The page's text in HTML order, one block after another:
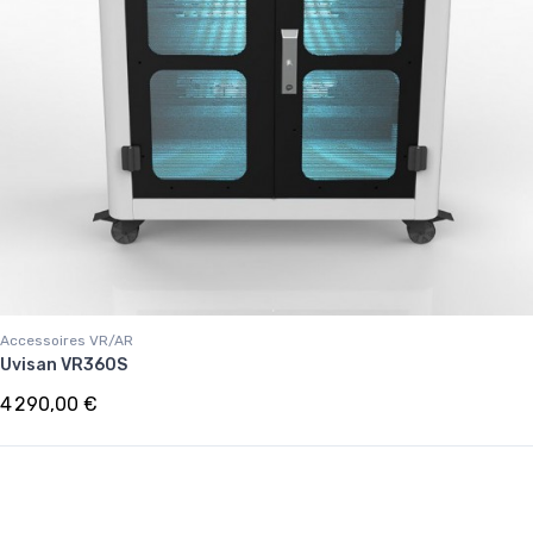
Accessoires VR/AR
Uvisan VR360S
4 290,00 €